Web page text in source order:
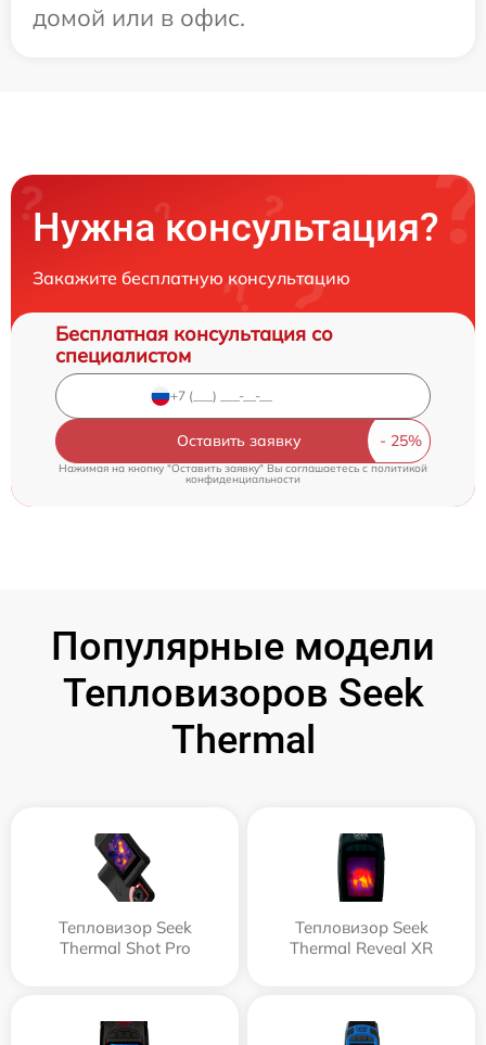
домой или в офис.
Нужна консультация?
Закажите бесплатную консультацию
Бесплатная консультация со
специалистом
Оставить заявку
Нажимая на кнопку "Оставить заявку" Вы соглашаетесь cполитикой
конфиденциальности
Популярные модели
Тепловизоров Seek
Thermal
Тепловизор Seek
Thermal Shot Pro
Тепловизор Seek
Thermal Reveal XR